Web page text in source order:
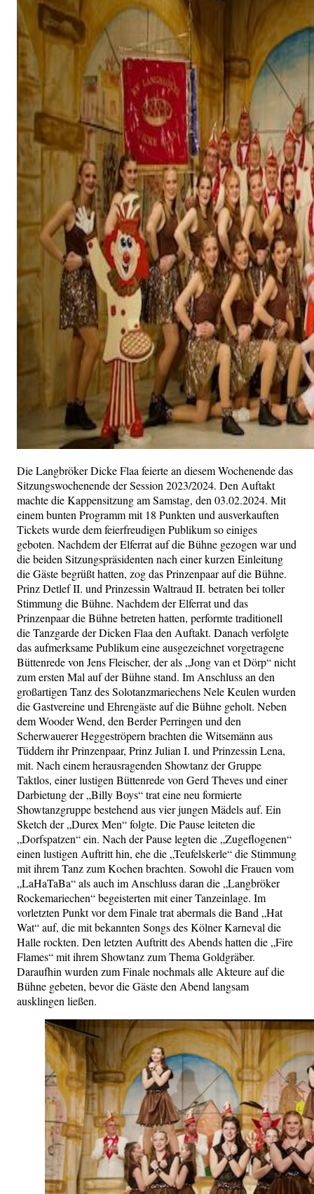
Die Langbröker Dicke Flaa feierte an diesem Wochenende das
Sitzungswochenende der Session 2023/2024. Den Auftakt
machte die Kappensitzung am Samstag, den 03.02.2024. Mit
einem bunten Programm mit 18 Punkten und ausverkauften
Tickets wurde dem feierfreudigen Publikum so einiges
geboten. Nachdem der Elferrat auf die Bühne gezogen war und
die beiden Sitzungspräsidenten nach einer kurzen Einleitung
die Gäste begrüßt hatten, zog das Prinzenpaar auf die Bühne.
Prinz Detlef II. und Prinzessin Waltraud II. betraten bei toller
Stimmung die Bühne. Nachdem der Elferrat und das
Prinzenpaar die Bühne betreten hatten, performte traditionell
die Tanzgarde der Dicken Flaa den Auftakt. Danach verfolgte
das aufmerksame Publikum eine ausgezeichnet vorgetragene
Büttenrede von Jens Fleischer, der als „Jong van et Dörp“ nicht
zum ersten Mal auf der Bühne stand. Im Anschluss an den
großartigen Tanz des Solotanzmariechens Nele Keulen wurden
die Gastvereine und Ehrengäste auf die Bühne geholt. Neben
dem Wooder Wend, den Berder Perringen und den
Scherwauerer Heggeströpern brachten die Witsemänn aus
Tüddern ihr Prinzenpaar, Prinz Julian I. und Prinzessin Lena,
mit. Nach einem herausragenden Showtanz der Gruppe
Taktlos, einer lustigen Büttenrede von Gerd Theves und einer
Darbietung der „Billy Boys“ trat eine neu formierte
Showtanzgruppe bestehend aus vier jungen Mädels auf. Ein
Sketch der „Durex Men“ folgte. Die Pause leiteten die
„Dorfspatzen“ ein. Nach der Pause legten die „Zugeflogenen“
einen lustigen Auftritt hin, ehe die „Teufelskerle“ die Stimmung
mit ihrem Tanz zum Kochen brachten. Sowohl die Frauen vom
„LaHaTaBa“ als auch im Anschluss daran die „Langbröker
Rockemariechen“ begeisterten mit einer Tanzeinlage. Im
vorletzten Punkt vor dem Finale trat abermals die Band „Hat
Wat“ auf, die mit bekannten Songs des Kölner Karneval die
Halle rockten. Den letzten Auftritt des Abends hatten die „Fire
Flames“ mit ihrem Showtanz zum Thema Goldgräber.
Daraufhin wurden zum Finale nochmals alle Akteure auf die
Bühne gebeten, bevor die Gäste den Abend langsam
ausklingen ließen.